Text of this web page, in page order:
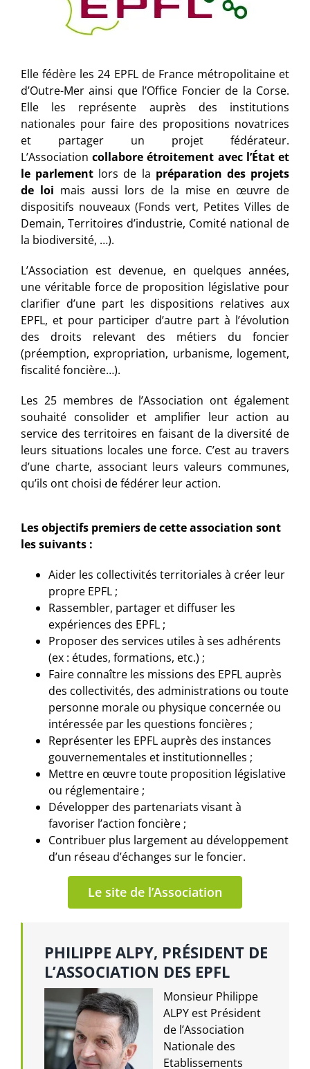
Elle fédère les 24 EPFL de France métropolitaine et
d’Outre-Mer ainsi que l’Office Foncier de la Corse.
Elle les représente auprès des institutions
nationales pour faire des propositions novatrices
et partager un projet fédérateur.
L’Associationcollabore étroitement avec l’État et
le parlement lors de la préparation des projets
de loi mais aussi lors de la mise en œuvre de
dispositifs nouveaux (Fonds vert, Petites Villes de
Demain, Territoires d’industrie, Comité national de
la biodiversité, …).
L’Association est devenue, en quelques années,
une véritable force de proposition législative pour
clarifier d’une part les dispositions relatives aux
EPFL, et pour participer d’autre part à l’évolution
des droits relevant des métiers du foncier
(préemption, expropriation, urbanisme, logement,
fiscalité foncière…).
Les 25 membres de l’Association ont également
souhaité consolider et amplifier leur action au
service des territoires en faisant de la diversité de
leurs situations locales une force. C’est au travers
d’une charte, associant leurs valeurs communes,
qu’ils ont choisi de fédérer leur action.
Les objectifs premiers de cette association sont
les suivants :
Aider les collectivités territoriales à créer leur
propre EPFL ;
Rassembler, partager et diffuser les
expériences des EPFL ;
Proposer des services utiles à ses adhérents
(ex : études, formations, etc.) ;
Faire connaître les missions des EPFL auprès
des collectivités, des administrations ou toute
personne morale ou physique concernée ou
intéressée par les questions foncières ;
Représenter les EPFL auprès des instances
gouvernementales et institutionnelles ;
Mettre en œuvre toute proposition législative
ou réglementaire ;
Développer des partenariats visant à
favoriser l’action foncière ;
Contribuer plus largement au développement
d’un réseau d’échanges sur le foncier.
Le site de l’Association
PHILIPPE ALPY, PRÉSIDENT DE
L’ASSOCIATION DES EPFL
Monsieur Philippe
ALPY est Président
de l’Association
Nationale des
Etablissements